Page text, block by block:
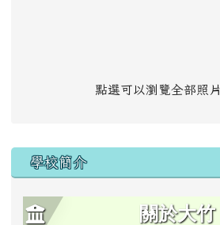
點選可以瀏覽全部照
學校簡介
關於大竹